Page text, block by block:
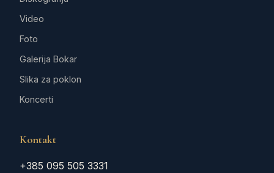
Video
Foto
Galerija Bokar
Slika za poklon
Koncerti
Kontakt
+385 095 505 3331